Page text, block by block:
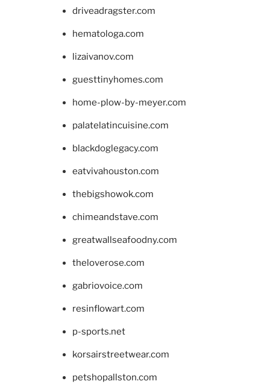
driveadragster.com
hematologa.com
lizaivanov.com
guesttinyhomes.com
home-plow-by-meyer.com
palatelatincuisine.com
blackdoglegacy.com
eatvivahouston.com
thebigshowok.com
chimeandstave.com
greatwallseafoodny.com
theloverose.com
gabriovoice.com
resinflowart.com
p-sports.net
korsairstreetwear.com
petshopallston.com